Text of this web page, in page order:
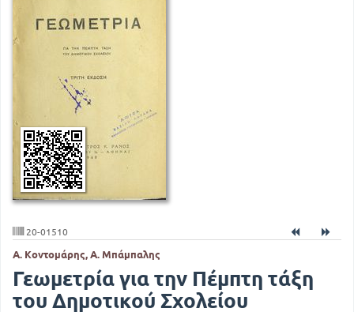
20-01510
Α. Κοντομάρης, Α. Μπάμπαλης
Γεωμετρία για την Πέμπτη τάξη
του Δημοτικού Σχολείου